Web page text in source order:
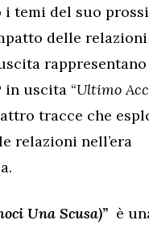
temi del suo
delle relazioni
in uscita “Ultimo
tracce che
relazioni nell’era
Una Scusa)” è